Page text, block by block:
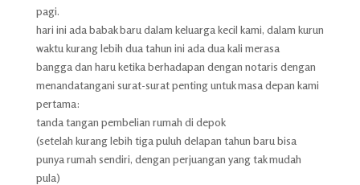
pagi.
hari ini ada babak baru dalam keluarga kecil kami, dalam kurun
waktu kurang lebih dua tahun ini ada dua kali merasa
bangga dan haru ketika berhadapan dengan notaris dengan
menandatangani surat-surat penting untuk masa depan kami
pertama:
tanda tangan pembelian rumah di depok
(setelah kurang lebih tiga puluh delapan tahun baru bisa
punya rumah sendiri, dengan perjuangan yang tak mudah
pula)